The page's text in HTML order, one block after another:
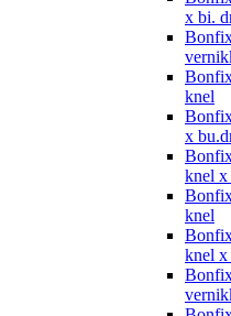
x bi.
knel
x
knel x
knel
knel x